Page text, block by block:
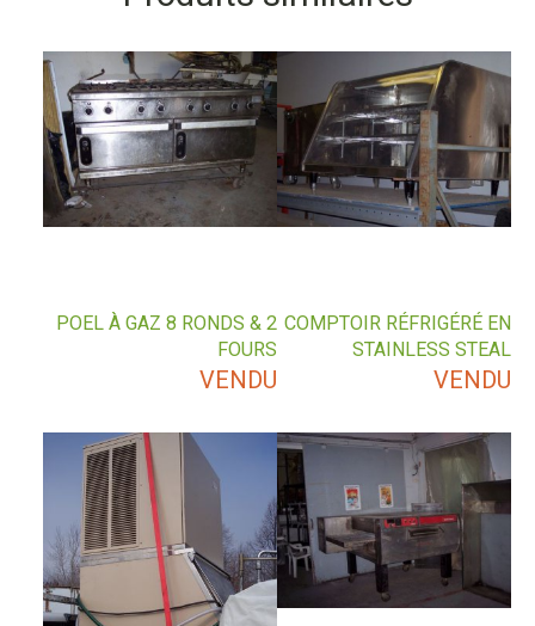
COMPTOIR RÉFRIGÉRÉ EN
STAINLESS STEAL
VENDU
POEL À GAZ 8 RONDS & 2
FOURS
VENDU